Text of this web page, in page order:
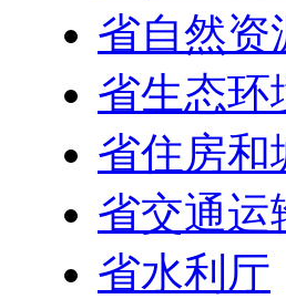
省自然资
省生态环
省住房和
省交通运
省水利厅